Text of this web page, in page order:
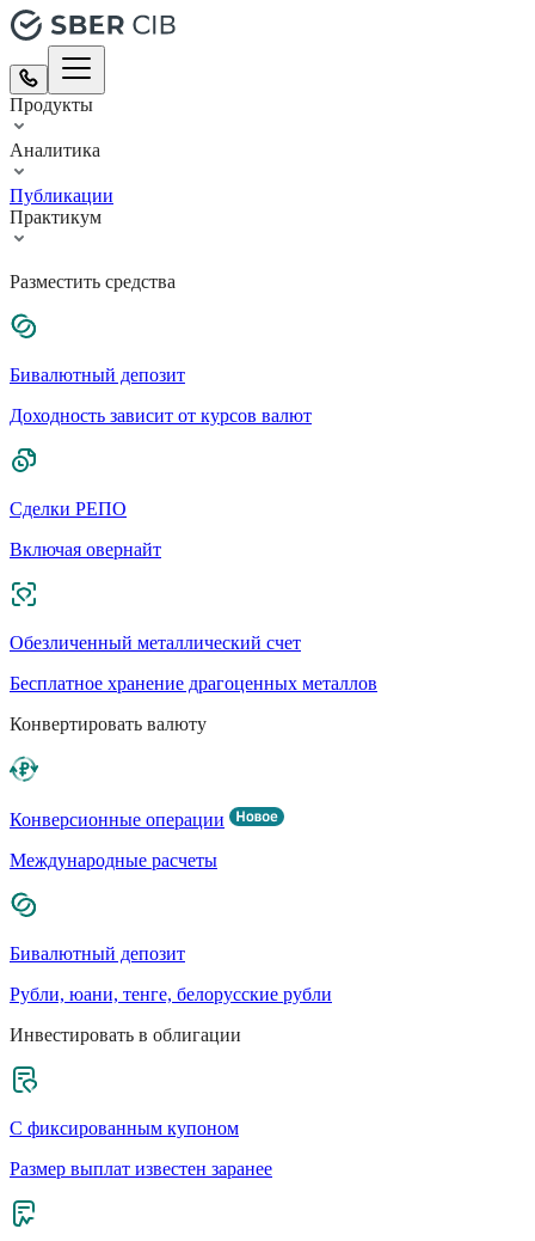
Продукты
Аналитика
Публикации
Практикум
Разместить средства
Бивалютный депозит
Доходность зависит от курсов валют
Сделки РЕПО
Включая овернайт
Обезличенный металлический счет
Бесплатное хранение драгоценных металлов
Конвертировать валюту
Конверсионные операции
Международные расчеты
Бивалютный депозит
Рубли, юани, тенге, белорусские рубли
Инвестировать в облигации
С фиксированным купоном
Размер выплат известен заранее